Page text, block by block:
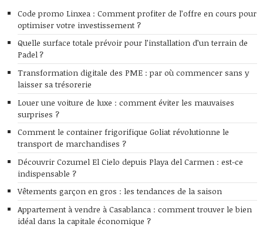
Code promo Linxea : Comment profiter de l’offre en cours pour
optimiser votre investissement ?
Quelle surface totale prévoir pour l’installation d’un terrain de
Padel ?
Transformation digitale des PME : par où commencer sans y
laisser sa trésorerie
Louer une voiture de luxe : comment éviter les mauvaises
surprises ?
Comment le container frigorifique Goliat révolutionne le
transport de marchandises ?
Découvrir Cozumel El Cielo depuis Playa del Carmen : est-ce
indispensable ?
Vêtements garçon en gros : les tendances de la saison
Appartement à vendre à Casablanca : comment trouver le bien
idéal dans la capitale économique ?